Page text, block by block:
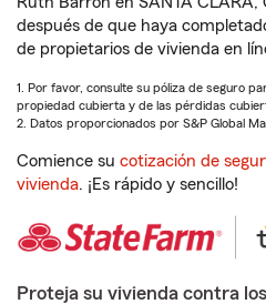
después de que haya
de propietarios de vivienda en
1. Por favor, consulte su póliza de seguro
propiedad cubierta y de las pérdidas
2. Datos proporcionados por S&P Global
Comience su cotización de
vivienda. ¡Es rápido y sencillo!
Proteja su vivienda contra